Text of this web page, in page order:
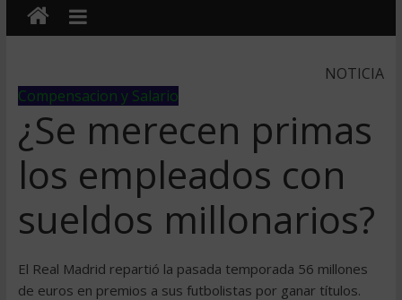
NOTICIA
Compensacion y Salario
¿Se merecen primas
los empleados con
sueldos millonarios?
El Real Madrid repartió la pasada temporada 56 millones
de euros en premios a sus futbolistas por ganar títulos.